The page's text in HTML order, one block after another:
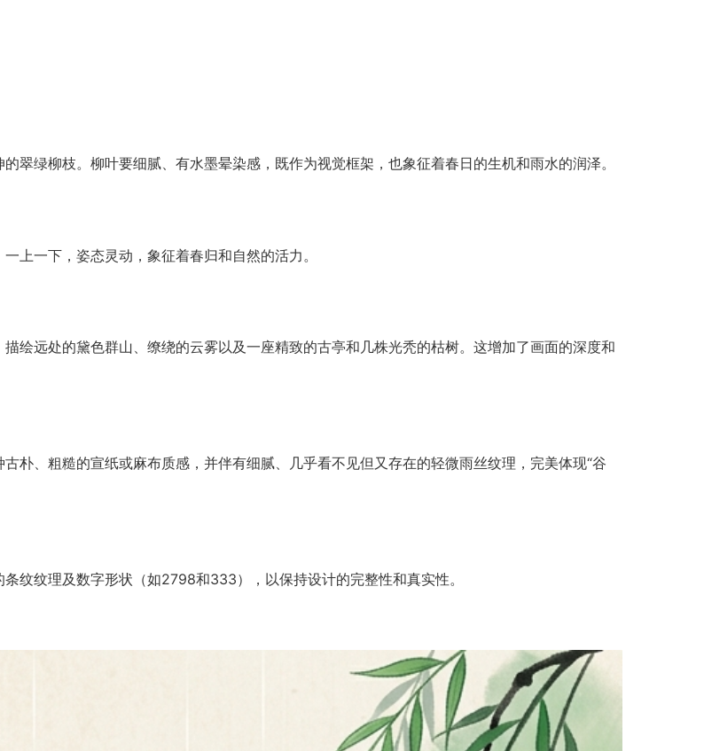
翠绿柳枝。柳叶要细腻、有水墨晕染感，既作为视觉框架，也象征着春日的生机和雨水的润泽。
上一下，姿态灵动，象征着春归和自然的活力。
绘远处的黛色群山、缭绕的云雾以及一座精致的古亭和几株光秃的枯树。这增加了画面的深度和
朴、粗糙的宣纸或麻布质感，并伴有细腻、几乎看不见但又存在的轻微雨丝纹理，完美体现“谷
纹纹理及数字形状（如2798和333），以保持设计的完整性和真实性。